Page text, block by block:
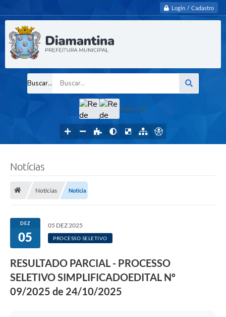
Login / Cadastro
Buscar...
Siga-nos
Notícias
Notícias Notícia
DEZ
05
05 DEZ 2025
PROCESSO SELETIVO
RESULTADO PARCIAL - PROCESSO
SELETIVO SIMPLIFICADOEDITAL Nº
09/2025 de 24/10/2025